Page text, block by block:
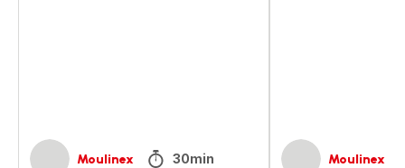
Moulinex 30min Moulinex